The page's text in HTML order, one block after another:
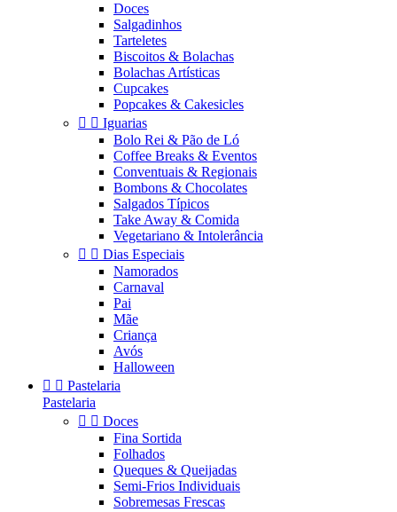
Doces
Salgadinhos
Tarteletes
Biscoitos & Bolachas
Bolachas Artísticas
Cupcakes
Popcakes & Cakesicles
  Iguarias
Bolo Rei & Pão de Ló
Coffee Breaks & Eventos
Conventuais & Regionais
Bombons & Chocolates
Salgados Típicos
Take Away & Comida
Vegetariano & Intolerância
  Dias Especiais
Namorados
Carnaval
Pai
Mãe
Criança
Avós
Halloween
  Pastelaria
Pastelaria
  Doces
Fina Sortida
Folhados
Queques & Queijadas
Semi-Frios Individuais
Sobremesas Frescas